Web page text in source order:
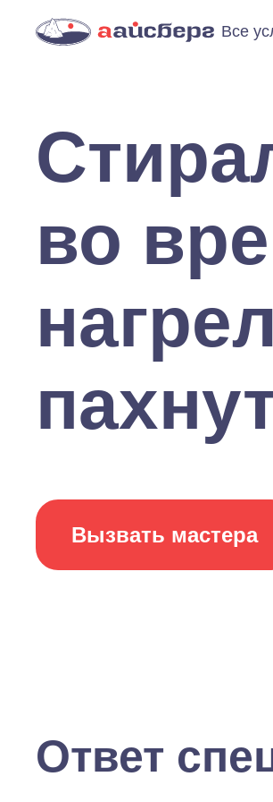
Все
во
Вызвать мастера
Ответ